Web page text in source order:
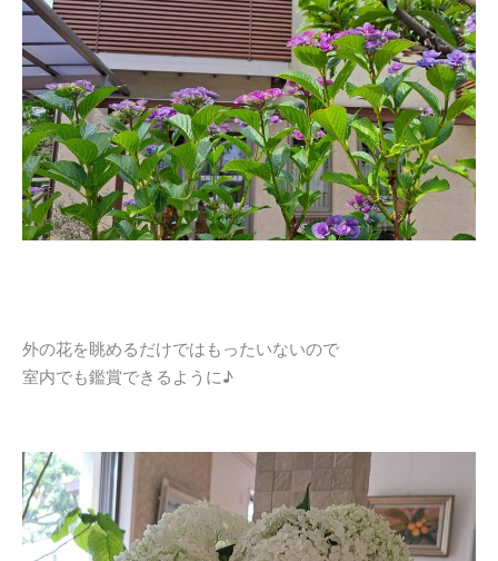
外の花を眺めるだけではもったいないので
室内でも鑑賞できるように♪